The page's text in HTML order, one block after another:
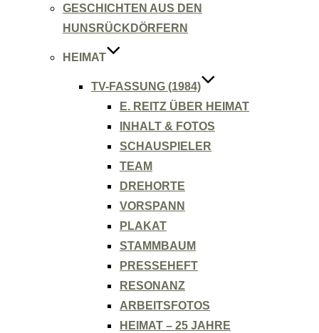
GESCHICHTEN AUS DEN
HUNSRÜCKDÖRFERN
HEIMAT
TV-FASSUNG (1984)
E. REITZ ÜBER HEIMAT
INHALT & FOTOS
SCHAUSPIELER
TEAM
DREHORTE
VORSPANN
PLAKAT
STAMMBAUM
PRESSEHEFT
RESONANZ
ARBEITSFOTOS
HEIMAT – 25 JAHRE